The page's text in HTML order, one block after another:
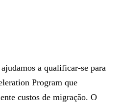
a qualificar-se para
Program que
custos de migração. O